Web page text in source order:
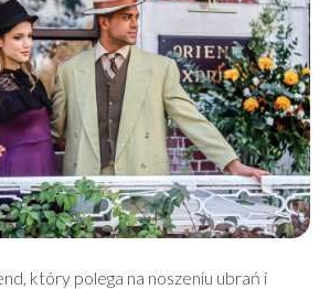
który polega na noszeniu ubrań i